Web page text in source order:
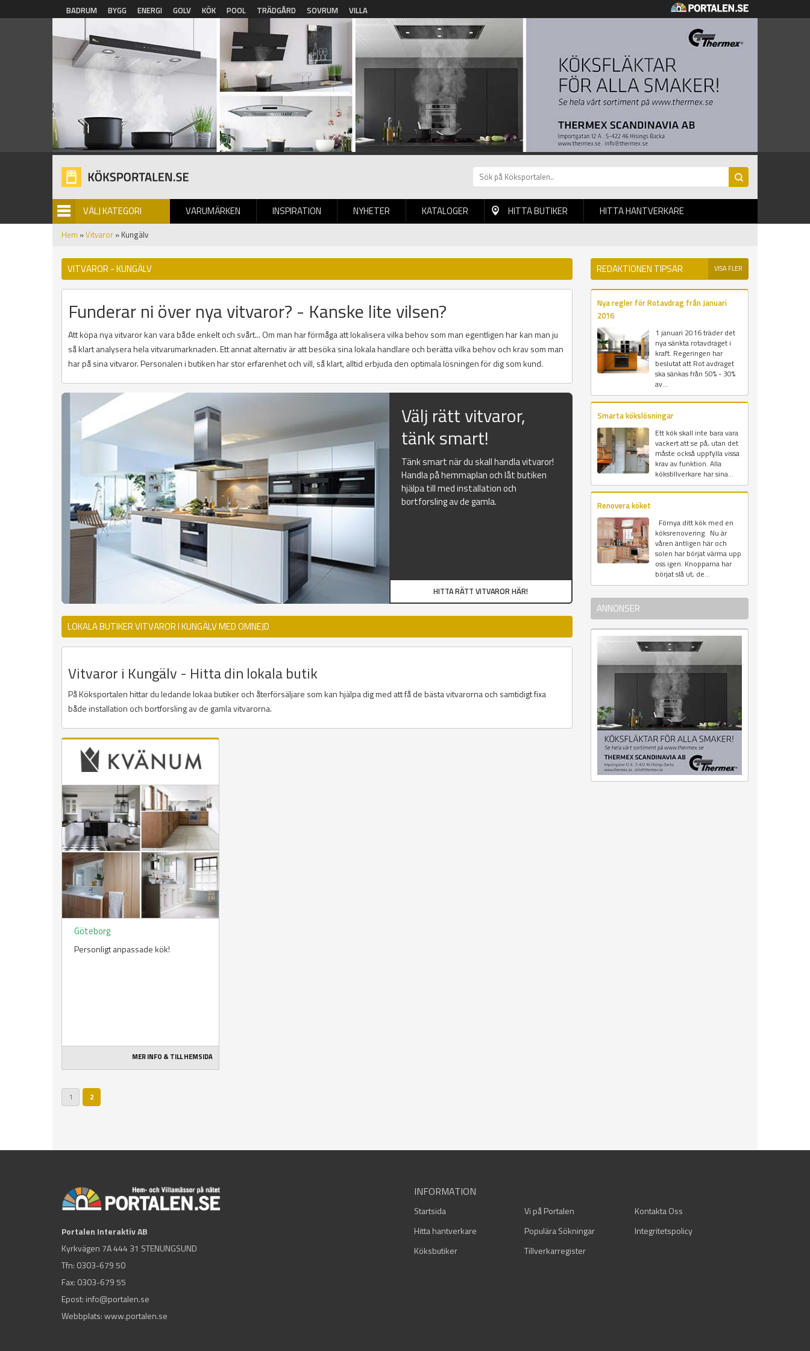
Hoppa till huvudinnehåll
BADRUM BYGG ENERGI GOLV KÖK POOL TRÄDGÅRD SOVRUM VILLA
VÄLJ KATEGORI VARUMÄRKEN INSPIRATION NYHETER
BILDGALLERI KATALOGER HITTA BUTIKER HITTA HANTVERKARE
Hem »Vitvaror » Kungälv
VITVAROR - KUNGÄLV
Funderar ni över nya vitvaror? - Kanske lite vilsen?
Att köpa nya vitvaror kan vara både enkelt och svårt... Om man har förmåga att lokalisera vilka behov som man egentligen har kan man ju
så klart analysera hela vitvarumarknaden. Ett annat alternativ är att besöka sina lokala handlare och berätta vilka behov och krav som man
har på sina vitvaror. Personalen i butiken har stor erfarenhet och vill, så klart, alltid erbjuda den optimala lösningen för dig som kund.
Välj rätt vitvaror,
tänk smart!
Tänk smart när du skall handla vitvaror!
Handla på hemmaplan och låt butiken
hjälpa till med installation och
bortforsling av de gamla.
HITTA RÄTT VITVAROR HÄR!
LOKALA BUTIKER VITVAROR I KUNGÄLV MED OMNEJD
Vitvaror i Kungälv - Hitta din lokala butik
På Köksportalen hittar du ledande lokaa butiker och återförsäljare som kan hjälpa dig med att få de bästa vitvarorna och samtidigt fixa
både installation och bortforsling av de gamla vitvarorna.
Göteborg
Personligt anpassade kök!
MER INFO & TILL HEMSIDA
Sidor
1 2
REDAKTIONEN TIPSAR VISA FLER
Nya regler för Rotavdrag från Januari
2016
1 januari 2016 träder det
nya sänkta rotavdraget i
kraft. Regeringen har
beslutat att Rot avdraget
ska sänkas från 50% - 30%
av...
Smarta kökslösningar
Ett kök skall inte bara vara
vackert att se på, utan det
måste också uppfylla vissa
krav av funktion. Alla
kökstillverkare har sina...
Renovera köket
Förnya ditt kök med en
köksrenovering. Nu är
våren äntligen här och
solen har börjat värma upp
oss igen. Knopparna har
börjat slå ut, de...
ANNONSER
Portalen Interaktiv AB
Kyrkvägen 7A 444 31 STENUNGSUND
Tfn: 0303-679 50
Fax: 0303-679 55
Epost: info@portalen.se
Webbplats: www.portalen.se
INFORMATION
Startsida Vi på Portalen
Kontakta Oss
Hitta hantverkare
Populära Sökningar
Integritetspolicy
Köksbutiker
Tillverkarregister